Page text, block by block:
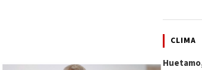
CLIMA